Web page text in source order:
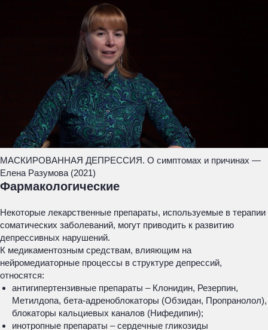
МАСКИРОВАННАЯ ДЕПРЕССИЯ. О симптомах и причинах —
Елена Разумова (2021)
Фармакологические
Некоторые лекарственные препараты, используемые в терапии
соматических заболеваний, могут приводить к развитию
депрессивных нарушений.
К медикаментозным средствам, влияющим на
нейромедиаторные процессы в структуре депрессий,
относятся:
антигипертензивные препараты – Клонидин, Резерпин,
Метилдопа, бета-адреноблокаторы (Обзидан, Пропранолол),
блокаторы кальциевых каналов (Нифедипин);
инотропные препараты – сердечные гликозиды